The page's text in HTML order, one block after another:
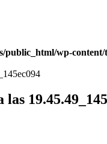
public_html/wp-